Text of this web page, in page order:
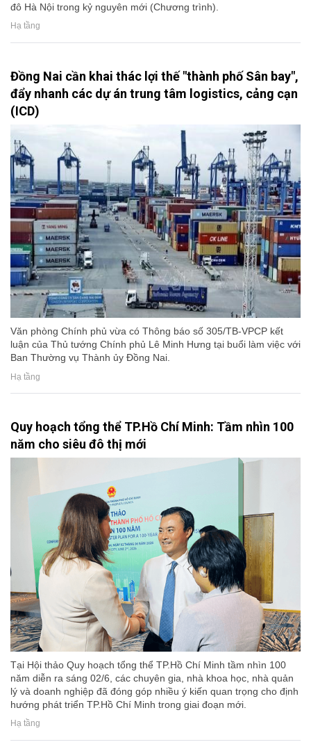
đô Hà Nội trong kỷ nguyên mới (Chương trình).
Hạ tầng
Đồng Nai cần khai thác lợi thế "thành phố Sân bay",
đẩy nhanh các dự án trung tâm logistics, cảng cạn
(ICD)
Văn phòng Chính phủ vừa có Thông báo số 305/TB-VPCP kết
luận của Thủ tướng Chính phủ Lê Minh Hưng tại buổi làm việc với
Ban Thường vụ Thành ủy Đồng Nai.
Hạ tầng
Quy hoạch tổng thể TP.Hồ Chí Minh: Tầm nhìn 100
năm cho siêu đô thị mới
Tại Hội thảo Quy hoạch tổng thể TP.Hồ Chí Minh tầm nhìn 100
năm diễn ra sáng 02/6, các chuyên gia, nhà khoa học, nhà quản
lý và doanh nghiệp đã đóng góp nhiều ý kiến quan trọng cho định
hướng phát triển TP.Hồ Chí Minh trong giai đoạn mới.
Hạ tầng